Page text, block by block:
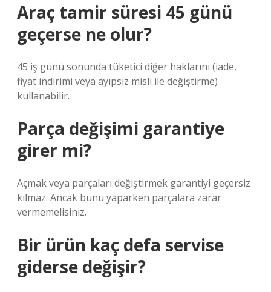
Araç tamir süresi 45 günü
geçerse ne olur?
45 iş günü sonunda tüketici diğer haklarını (iade,
fiyat indirimi veya ayıpsız misli ile değiştirme)
kullanabilir.
Parça değişimi garantiye
girer mi?
Açmak veya parçaları değiştirmek garantiyi geçersiz
kılmaz. Ancak bunu yaparken parçalara zarar
vermemelisiniz.
Bir ürün kaç defa servise
giderse değişir?